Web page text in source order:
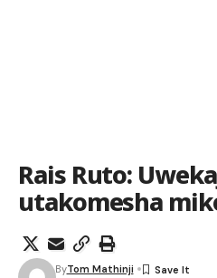
Rais Ruto:
utakomesha
ByTom Mathinji